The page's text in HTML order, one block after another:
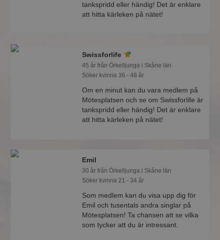
tankspridd eller händig! Det är enklare
att hitta kärleken på nätet!
Swissforlife
45 år från Örkelljunga i Skåne län
Söker kvinna 36 - 48 år
Om en minut kan du vara medlem på
Mötesplatsen och se om Swissforlife är
tankspridd eller händig! Det är enklare
att hitta kärleken på nätet!
Emil
30 år från Örkelljunga i Skåne län
Söker kvinna 21 - 34 år
Som medlem kan du visa upp dig för
Emil och tusentals andra singlar på
Mötesplatsen! Ta chansen att se vilka
som tycker att du är intressant.